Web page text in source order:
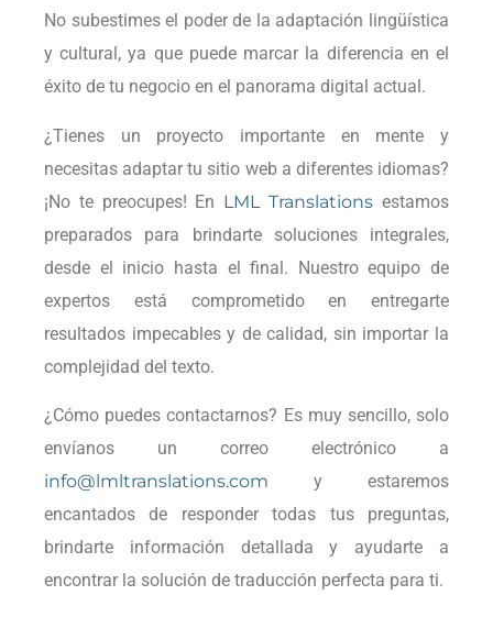
No subestimes el poder de la adaptación lingüística
y cultural, ya que puede marcar la diferencia en el
éxito de tu negocio en el panorama digital actual.
¿Tienes un proyecto importante en mente y
necesitas adaptar tu sitio web a diferentes idiomas?
¡No te preocupes! En LML Translations estamos
preparados para brindarte soluciones integrales,
desde el inicio hasta el final. Nuestro equipo de
expertos está comprometido en entregarte
resultados impecables y de calidad, sin importar la
complejidad del texto.
¿Cómo puedes contactarnos? Es muy sencillo, solo
envíanos un correo electrónico a
info@lmltranslations.com y estaremos
encantados de responder todas tus preguntas,
brindarte información detallada y ayudarte a
encontrar la solución de traducción perfecta para ti.